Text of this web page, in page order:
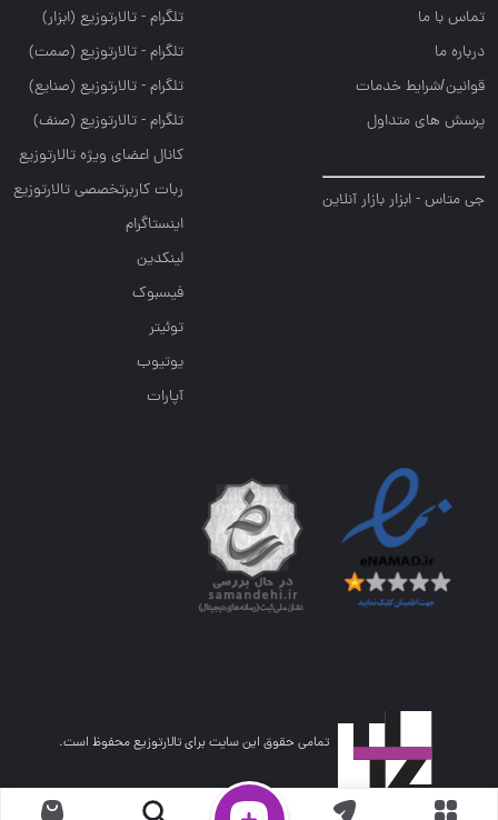
تماس با ما
درباره ما
قوانین/شرایط خدمات
پرسش های متداول
جی متاس - ابزار بازار آنلاین
تلگرام - تالارتوزيع (ابزار)
تلگرام - تالارتوزيع (صمت)
تلگرام - تالارتوزيع (صنايع)
تلگرام - تالارتوزیع (صنف)
کانال اعضای ویژه تالارتوزیع
ربات کاربرتخصصی تالارتوزیع
اینستاگرام
لینکدین
فیسبوک
توئیتر
یوتیوب
آپارات
تمامی حقوق این سایت برای تالارتوزیع محفوظ است.